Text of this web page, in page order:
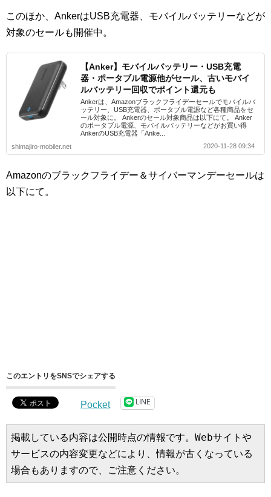
このほか、AnkerはUSB充電器、モバイルバッテリーなどが
対象のセールも開催中。
【Anker】モバイルバッテリー・USB充電
器・ポータブル電源他がセール、古いモバイ
ルバッテリー回収でポイント還元も
Ankerは、Amazonブラックフライデーセールでモバイルバ
ッテリー、USB充電器、ポータブル電源など各種商品をセ
ール対象に。 Ankerのセール対象商品は以下にて。 Anker
のポータブル電源、モバイルバッテリーなどがお買い得
AnkerのUSB充電器「Anke...
shimajiro-mobiler.net
2020-11-28 09:34
Amazonのブラックフライデー＆サイバーマンデーセールは
以下にて。
このエントリをSNSでシェアする
Pocket LINE
掲載している内容は公開時点の情報です。Webサイトや
サービスの内容変更などにより、情報が古くなっている
場合もありますので、ご注意ください。